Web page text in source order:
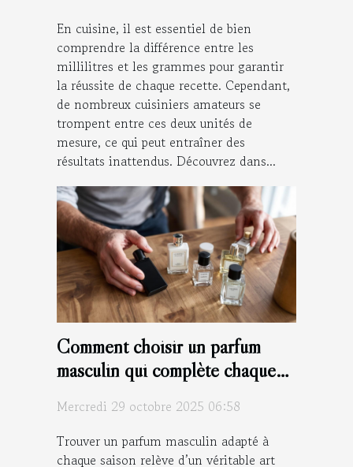
En cuisine, il est essentiel de bien
comprendre la différence entre les
millilitres et les grammes pour garantir
la réussite de chaque recette. Cependant,
de nombreux cuisiniers amateurs se
trompent entre ces deux unités de
mesure, ce qui peut entraîner des
résultats inattendus. Découvrez dans...
Comment choisir un parfum
masculin qui complète chaque
Mercredi 29 octobre 2025 06:58
Trouver un parfum masculin adapté à
chaque saison relève d’un véritable art